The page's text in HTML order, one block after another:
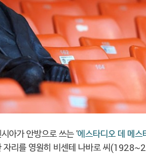
아가 안방으로 쓰는 '에스타디오 데 메스
리를 영원히 비센테 나바로 씨